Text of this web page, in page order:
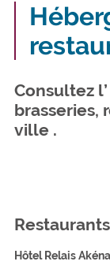
Consultez
brasseries,
ville .
Restaurants
Hôtel Relais Akéna